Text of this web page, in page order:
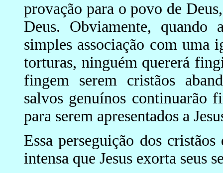
provação para o povo de
Deus. Obviamente,
simples associação com uma
torturas, ninguém quererá
fingem serem cristãos
salvos genuínos continuarão
para serem apresentados a
Essa perseguição dos
intensa que Jesus exorta seus